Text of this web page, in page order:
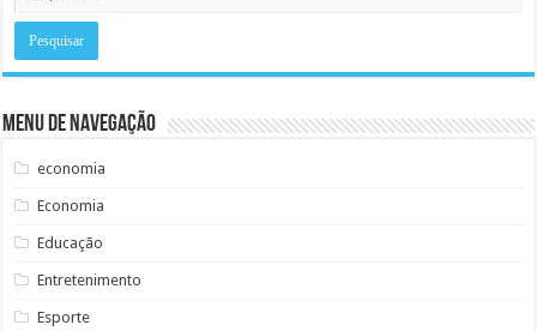
Menu de Navegação
economia
Economia
Educação
Entretenimento
Esporte